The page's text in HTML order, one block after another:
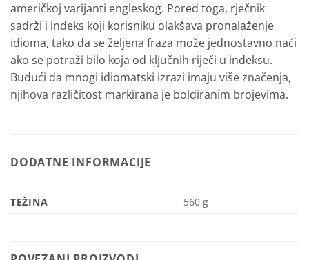
američkoj varijanti engleskog. Pored toga, rječnik
sadrži i indeks koji korisniku olakšava pronalaženje
idioma, tako da se željena fraza može jednostavno naći
ako se potraži bilo koja od ključnih riječi u indeksu.
Budući da mnogi idiomatski izrazi imaju više značenja,
njihova različitost markirana je boldiranim brojevima.
DODATNE INFORMACIJE
TEŽINA 560 g